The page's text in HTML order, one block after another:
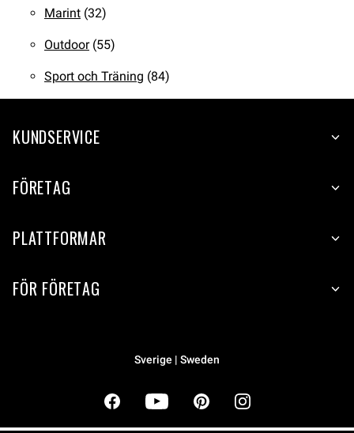
Marint (32)
Outdoor(55)
Sport och Träning (84)
KUNDSERVICE
FÖRETAG
PLATTFORMAR
FÖR FÖRETAG
Sverige | Sweden